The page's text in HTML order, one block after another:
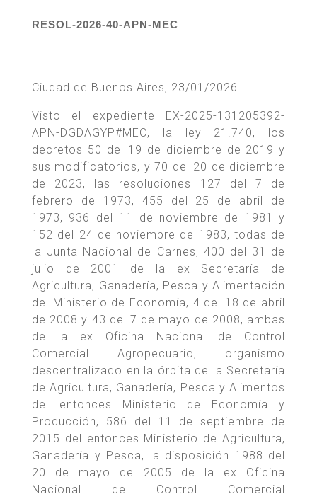
RESOL-2026-40-APN-MEC
Ciudad de Buenos Aires, 23/01/2026
Visto el expediente EX-2025-131205392-
APN-DGDAGYP#MEC, la ley 21.740, los
decretos 50 del 19 de diciembre de 2019 y
sus modificatorios, y 70 del 20 de diciembre
de 2023, las resoluciones 127 del 7 de
febrero de 1973, 455 del 25 de abril de
1973, 936 del 11 de noviembre de 1981 y
152 del 24 de noviembre de 1983, todas de
la Junta Nacional de Carnes, 400 del 31 de
julio de 2001 de la ex Secretaría de
Agricultura, Ganadería, Pesca y Alimentación
del Ministerio de Economía, 4 del 18 de abril
de 2008 y 43 del 7 de mayo de 2008, ambas
de la ex Oficina Nacional de Control
Comercial Agropecuario, organismo
descentralizado en la órbita de la Secretaría
de Agricultura, Ganadería, Pesca y Alimentos
del entonces Ministerio de Economía y
Producción, 586 del 11 de septiembre de
2015 del entonces Ministerio de Agricultura,
Ganadería y Pesca, la disposición 1988 del
20 de mayo de 2005 de la ex Oficina
Nacional de Control Comercial